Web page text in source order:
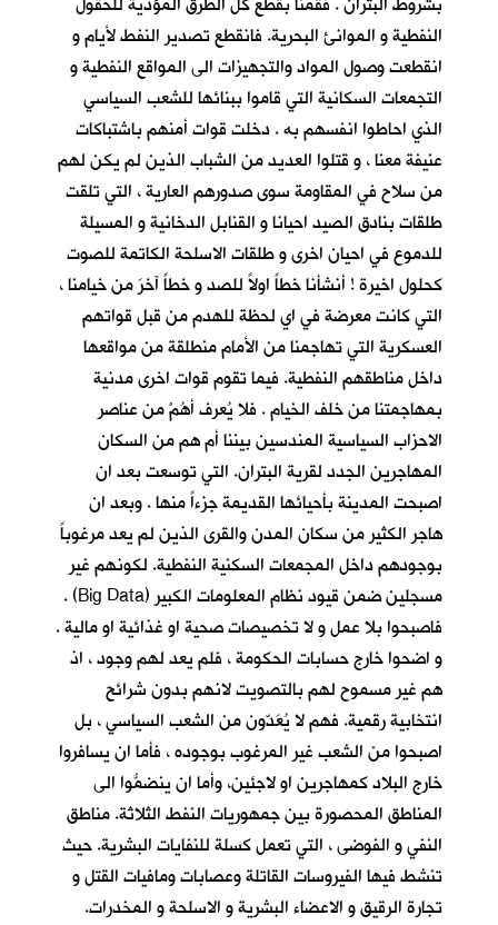
النفطية و الموانئ البحرية. فانقطع تصدير النفط لأيام و
انقطعت وصول المواد والتجهيزات الى المواقع النفطية و
التجمعات السكانية التي قاموا ببنائها للشعب السياسي
الذي احاطوا انفسهم به . دخلت قوات أمنهم باشتباكات
عنيفة معنا ، و قتلوا العديد من الشباب الذين لم يكن لهم
من سلاح في المقاومة سوى صدورهم العارية ، التي تلقت
طلقات بنادق الصيد احيانا و القنابل الدخانية و المسيلة
للدموع في احيان اخرى و طلقات الاسلحة الكاتمة للصوت
كحلول اخيرة ! أنشأنا خطاً اولاً للصد و خطاً آخرَ من خيامنا ،
التي كانت معرضة في اي لحظة للهدم من قبل قواتهم
العسكرية التي تهاجمنا من الأمام منطلقة من مواقعها
داخل مناطقهم النفطية. فيما تقوم قوات اخرى مدنية
بمهاجمتنا من خلف الخيام . فلا يُعرف أهُمْ من عناصر
الاحزاب السياسية المندسين بيننا أم هم من السكان
المهاجرين الجدد لقرية البتران. التي توسعت بعد ان
اصبحت المدينة بأحيائها القديمة جزءاً منها . وبعد ان
هاجر الكثير من سكان المدن والقرى الذين لم يعد مرغوباً
بوجودهم داخل المجمعات السكنية النفطية. لكونهم غير
مسجلين ضمن قيود نظام المعلومات الكبير (Big Data) .
فاصبحوا بلا عمل و لا تخصيصات صحية او غذائية او مالية .
و اضحوا خارج حسابات الحكومة ، فلم يعد لهم وجود ، اذ
هم غير مسموح لهم بالتصويت لانهم بدون شرائح
انتخابية رقمية. فهم لا يُعَدّون من الشعب السياسي ، بل
اصبحوا من الشعب غير المرغوب بوجوده ، فأما ان يسافروا
خارج البلاد كمهاجرين او لاجئين، وأما ان ينضمُّوا الى
المناطق المحصورة بين جمهوريات النفط الثلاثة. مناطق
النفي و الفوضى ، التي تعمل كسلة للنفايات البشرية. حيث
تنشط فيها الفيروسات القاتلة وعصابات ومافيات القتل و
تجارة الرقيق و الاعضاء البشرية و الاسلحة و المخدرات.